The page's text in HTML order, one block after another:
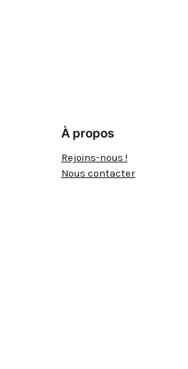
À propos
Rejoins-nous !
Nous contacter